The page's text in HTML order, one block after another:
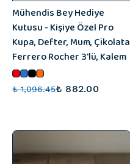
Mühendis Bey Hediye
Kutusu - Kişiye Özel Pro
Kupa, Defter, Mum, Çikolata
Ferrero Rocher 3'lü, Kalem
₺ 1,096.45₺ 882.00